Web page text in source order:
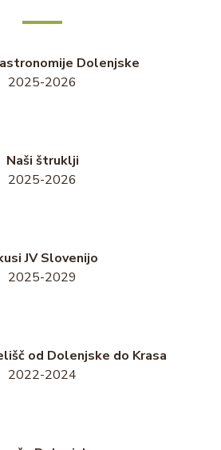
Dolenjske
2025-2026
Naši štruklji
2025-2026
JV Slovenijo
2025-2029
od Dolenjske do Krasa
2022-2024